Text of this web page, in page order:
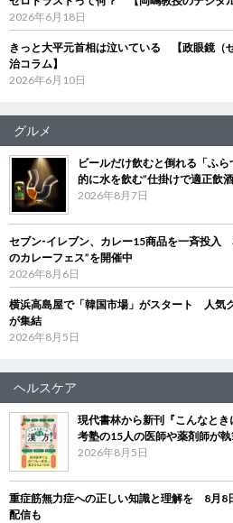
2026年6月18日
きっと大平元首相は泣いている 【政眼鏡（
治コラム】
2026年6月10日
グルメ
ビールだけ飲むと倒れる「ふ
的に水を飲む”仕掛けで適正飲
2026年8月7日
セブン‐イレブン、カレー15商品を一斉投入
のカレーフェス”を開催中
2026年8月6日
横浜高島屋で「韓国市場」がスタート 人気
が集結
2026年8月5日
ヘルスケア
現代書林から新刊『こんなと
考塾の15人の医師や薬剤師が
2026年8月5日
重症筋無力症への正しい知識と理解を 8月8
配信も